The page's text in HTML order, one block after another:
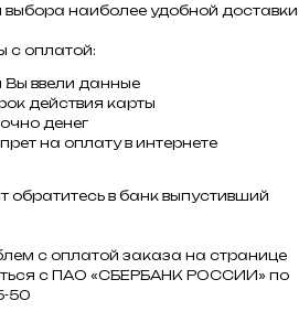
наиболее удобной доставки
с оплатой:
Вы ввели данные
действия карты
денег
на оплату в интернете
обратитесь в банк выпустивший
с оплатой заказа на странице
с ПАО «СБЕРБАНК РОССИИ» по
50